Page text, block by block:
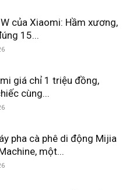
của Xiaomi: Hầm xương,
15...
giá chỉ 1 triệu đồng,
cùng...
pha cà phê di động Mijia
một...